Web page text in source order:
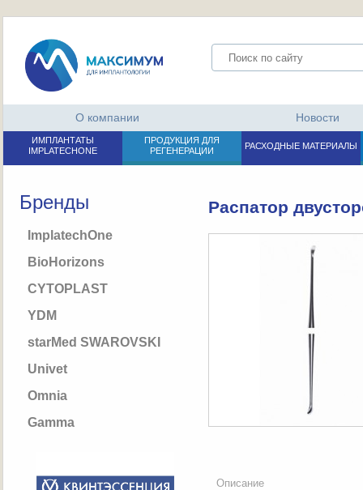
О компании Новости
ИМПЛАНТАТЫ
IMPLATECHONE
ПРОДУКЦИЯ ДЛЯ
РЕГЕНЕРАЦИИ
РАСХОДНЫЕ МАТЕРИАЛЫ
Бренды
ImplatechOne
BioHorizons
CYTOPLAST
YDM
starMed SWAROVSKI
Univet
Omnia
Gamma
Распатор
Описание